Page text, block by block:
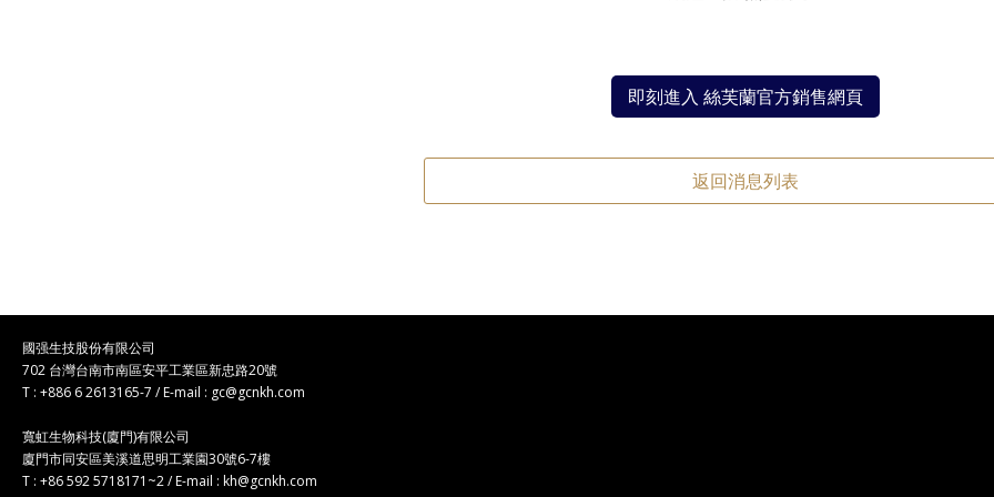
即刻進入 絲芙蘭官方銷售網頁
返回消息列表
國强生技股份有限公司
702 台灣台南市南區安平工業區新忠路20號
T : +886 6 2613165-7 / E-mail : gc@gcnkh.com
寬虹生物科技(廈門)有限公司
廈門市同安區美溪道思明工業園30號6-7樓
T : +86 592 5718171~2 / E-mail : kh@gcnkh.com